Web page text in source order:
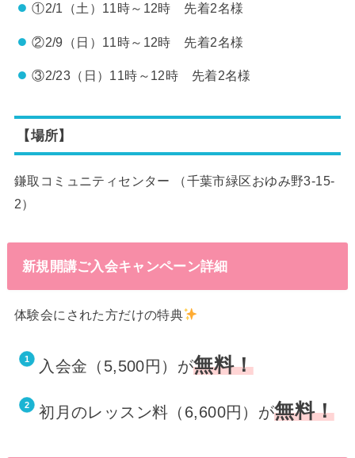
①2/1（土）11時～12時 先着2名様
②2/9（日）11時～12時 先着2名様
③2/23（日）11時～12時 先着2名様
【場所】
鎌取コミュニティセンター （千葉市緑区おゆみ野3-15-
2）
新規開講ご入会キャンペーン詳細
体験会にされた方だけの特典
入会金（5,500円）が無料！
初月のレッスン料（6,600円）が無料！